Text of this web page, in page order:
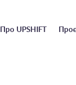
Головне
Про UPSHIFT